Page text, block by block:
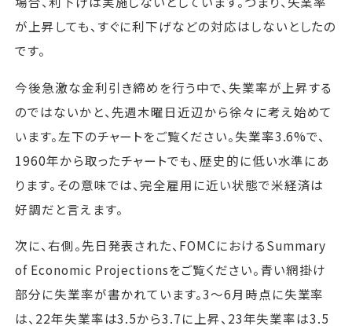
が上昇しても、すぐに利下げなどの対応はしないとしたの
です。
今後急激な金利引き締めを行う中で、失業率が上昇する
のではないかと、先週木曜日近辺から徐々に考え始めて
います。左下のチャートをご覧ください。失業率3.6%で、
1960年から取ったチャートでも、歴史的に低い水準にあ
ります。その意味では、完全雇用に近い状態で米経済は
好調だと言えます。
次に、右側。先日発表された、FOMCにおけるSummary
of Economic Projectionsをご覧ください。青い網掛け
部分に失業率が書かれています。3～6月時点に失業率
は、22年失業率は3.5から3.7に上昇、23年失業率は3.5